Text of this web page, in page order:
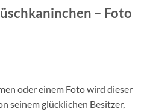
– Foto
oder einem Foto wird dieser
seinem glücklichen Besitzer,